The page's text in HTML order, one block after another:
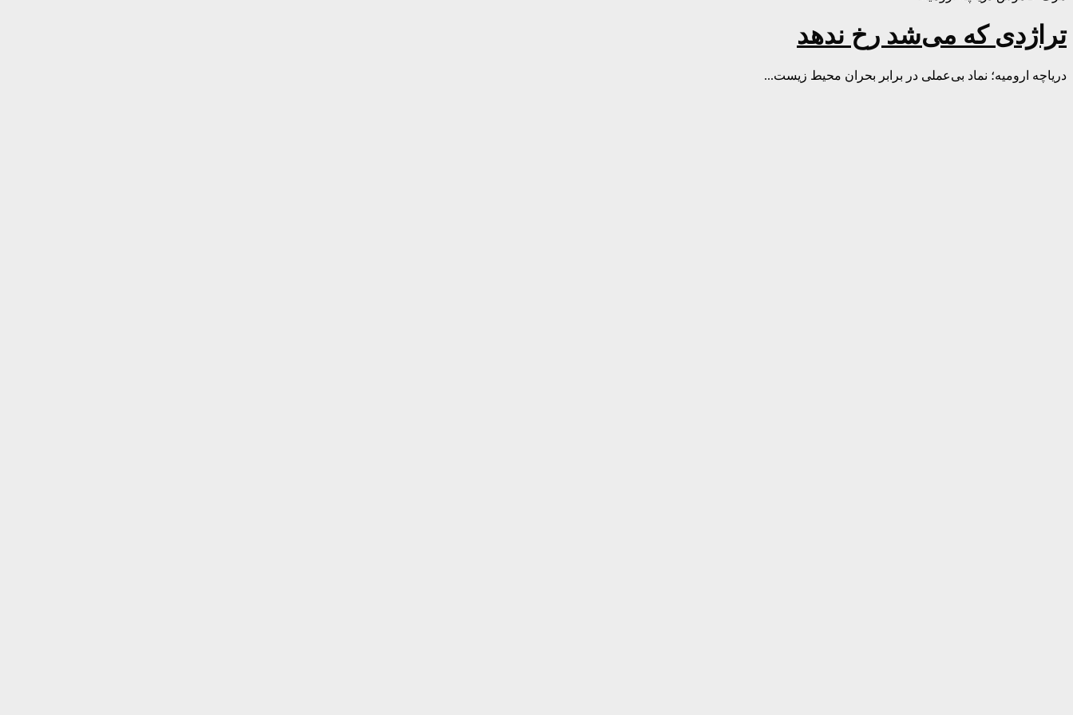
تراژدی که می‌شد رخ ندهد
دریاچه ارومیه؛ نماد بی‌عملی در برابر بحران محیط زیست...